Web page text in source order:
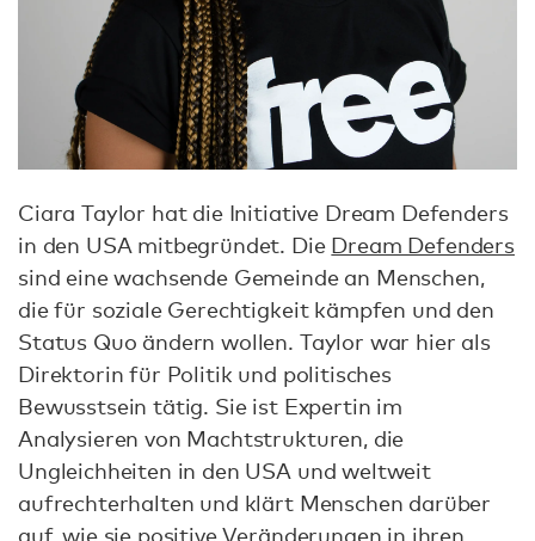
Ciara Taylor hat die Initiative Dream Defenders
in den USA mitbegründet. Die Dream Defenders
sind eine wachsende Gemeinde an Menschen,
die für soziale Gerechtigkeit kämpfen und den
Status Quo ändern wollen. Taylor war hier als
Direktorin für Politik und politisches
Bewusstsein tätig. Sie ist Expertin im
Analysieren von Machtstrukturen, die
Ungleichheiten in den USA und weltweit
aufrechterhalten und klärt Menschen darüber
auf, wie sie positive Veränderungen in ihren